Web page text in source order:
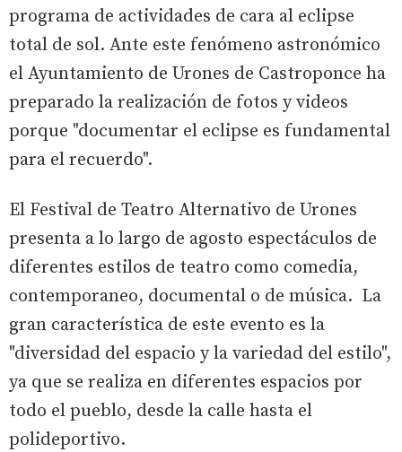
programa de actividades de cara al eclipse
total de sol. Ante este fenómeno astronómico
el Ayuntamiento de Urones de Castroponce ha
preparado la realización de fotos y videos
porque "documentar el eclipse es fundamental
para el recuerdo".
El Festival de Teatro Alternativo de Urones
presenta a lo largo de agosto espectáculos de
diferentes estilos de teatro como comedia,
contemporaneo, documental o de música. La
gran característica de este evento es la
"diversidad del espacio y la variedad del estilo",
ya que se realiza en diferentes espacios por
todo el pueblo, desde la calle hasta el
polideportivo.